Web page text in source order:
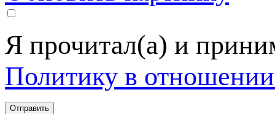
Я прочитал(а) и
Политику в